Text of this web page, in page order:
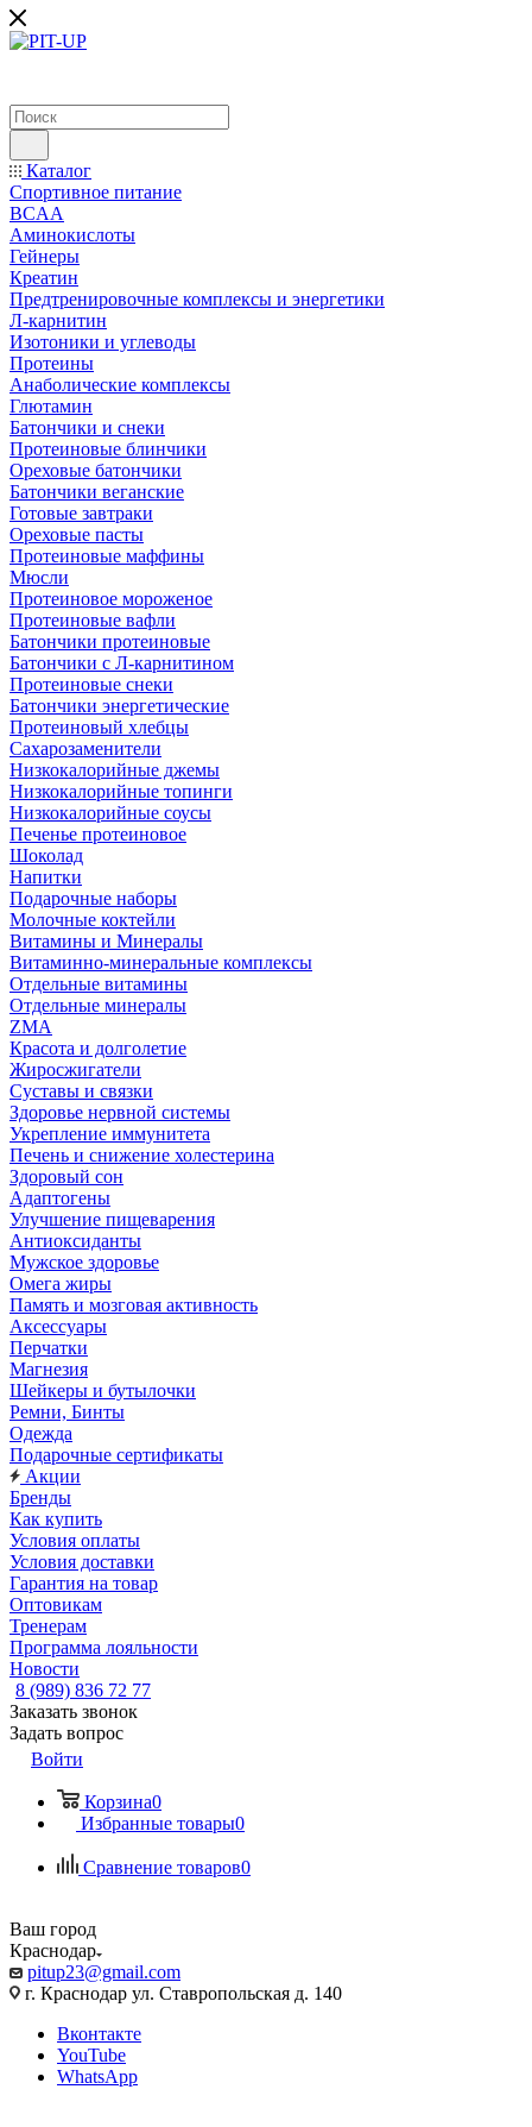
Каталог
Спортивное питание
BCAA
Аминокислоты
Гейнеры
Креатин
Предтренировочные комплексы и энергетики
Л-карнитин
Изотоники и углеводы
Протеины
Анаболические комплексы
Глютамин
Батончики и снеки
Протеиновые блинчики
Ореховые батончики
Батончики веганские
Готовые завтраки
Ореховые пасты
Протеиновые маффины
Мюсли
Протеиновое мороженое
Протеиновые вафли
Батончики протеиновые
Батончики с Л-карнитином
Протеиновые снеки
Батончики энергетические
Протеиновый хлебцы
Сахарозаменители
Низкокалорийные джемы
Низкокалорийные топинги
Низкокалорийные соусы
Печенье протеиновое
Шоколад
Напитки
Подарочные наборы
Молочные коктейли
Витамины и Минералы
Витаминно-минеральные комплексы
Отдельные витамины
Отдельные минералы
ZMA
Красота и долголетие
Жиросжигатели
Суставы и связки
Здоровье нервной системы
Укрепление иммунитета
Печень и снижение холестерина
Здоровый сон
Адаптогены
Улучшение пищеварения
Антиоксиданты
Мужское здоровье
Омега жиры
Память и мозговая активность
Аксессуары
Перчатки
Магнезия
Шейкеры и бутылочки
Ремни, Бинты
Одежда
Подарочные сертификаты
Акции
Бренды
Как купить
Условия оплаты
Условия доставки
Гарантия на товар
Оптовикам
Тренерам
Программа лояльности
Новости
8 (989) 836 72 77
Заказать звонок
Задать вопрос
Войти
Корзина0
Избранные товары0
Сравнение товаров0
Ваш город
Краснодар
pitup23@gmail.com
г. Краснодар ул. Ставропольская д. 140
Вконтакте
YouTube
WhatsApp